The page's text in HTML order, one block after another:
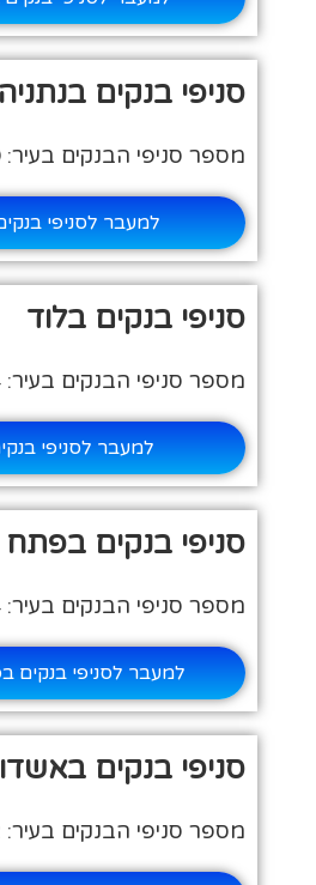
סניפי בנקים בנתניה
מספר סניפי הבנקים בעיר: 39
למעבר לסניפי
סניפי בנקים בלוד
מספר סניפי הבנקים בעיר: 34
למעבר לסניפי
סניפי בנקים בפתח
מספר סניפי הבנקים בעיר: 34
למעבר לסניפי בנקים
סניפי בנקים
מספר סניפי הבנקים בעיר: 32